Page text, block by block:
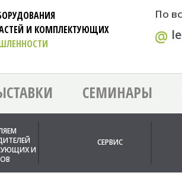
И КОМПЛЕКТУЮЩИХ
По
@
СЕМИНАРЫ
И
СЕРВИС